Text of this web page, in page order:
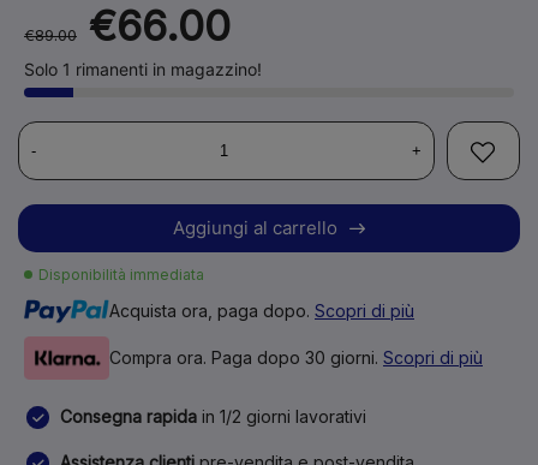
€89.00 €66.00
Solo 1 rimanenti in magazzino!
- +
Aggiungi al carrello
Disponibilità immediata
Acquista ora, paga dopo. Scopri di più
Compra ora. Paga dopo 30 giorni. Scopri di più
Consegna rapida in 1/2 giorni lavorativi